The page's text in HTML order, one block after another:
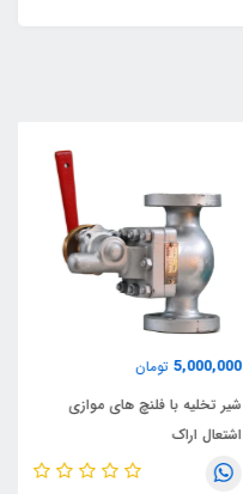
5,000,000 تومان
شیر تخلیه با فلنچ های موازی
اشتعال اراک